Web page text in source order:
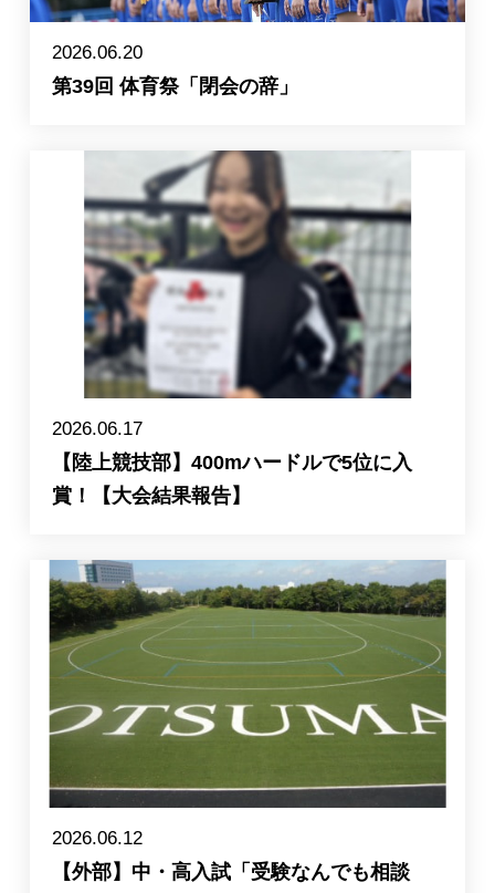
2026.06.20
第39回 体育祭「閉会の辞」
2026.06.17
【陸上競技部】400mハードルで5位に入
賞！【大会結果報告】
2026.06.12
【外部】中・高入試「受験なんでも相談